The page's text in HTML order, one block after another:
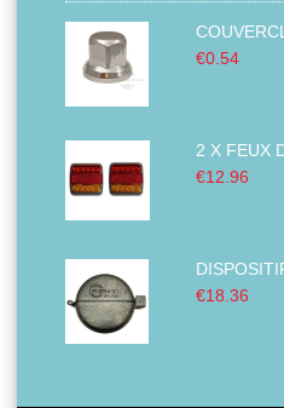
€0.54
€12.96
€18.36